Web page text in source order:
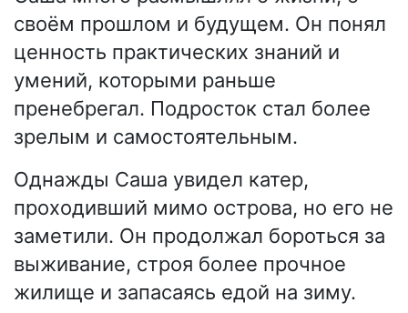
своём прошлом и будущем. Он понял
ценность практических знаний и
умений, которыми раньше
пренебрегал. Подросток стал более
зрелым и самостоятельным.
Однажды Саша увидел катер,
проходивший мимо острова, но его не
заметили. Он продолжал бороться за
выживание, строя более прочное
жилище и запасаясь едой на зиму.